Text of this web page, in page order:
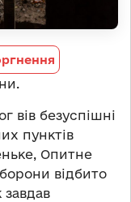
вів безуспішні
пунктів
Опитне
відбито